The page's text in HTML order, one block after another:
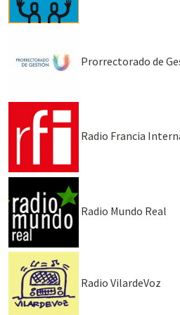
Prorrectorado de
Radio Francia
Radio Mundo Real
Radio VilardeVoz